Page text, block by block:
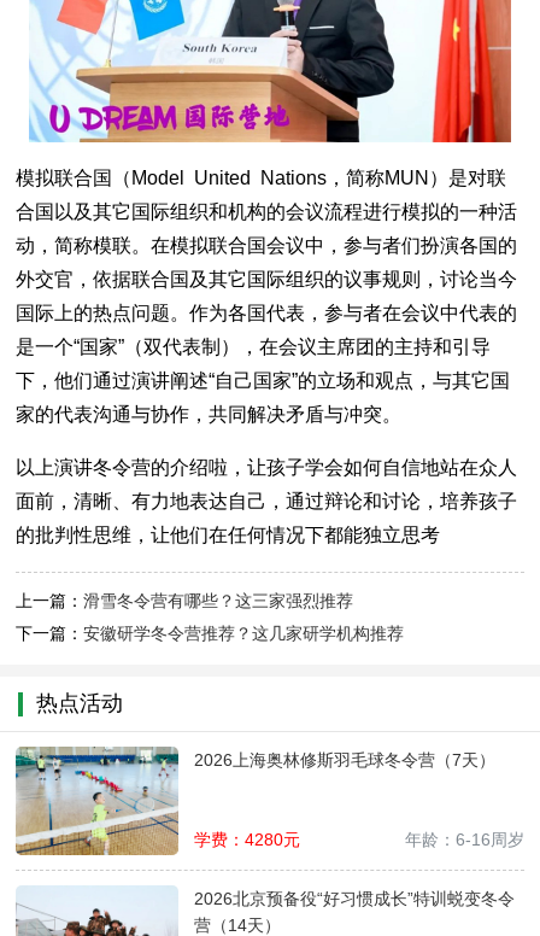
模拟联合国（Model United Nations，简称MUN）是对联
合国以及其它国际组织和机构的会议流程进行模拟的一种活
动，简称模联。在模拟联合国会议中，参与者们扮演各国的
外交官，依据联合国及其它国际组织的议事规则，讨论当今
国际上的热点问题。作为各国代表，参与者在会议中代表的
是一个“国家”（双代表制），在会议主席团的主持和引导
下，他们通过演讲阐述“自己国家”的立场和观点，与其它国
家的代表沟通与协作，共同解决矛盾与冲突。
以上演讲冬令营的介绍啦，让孩子学会如何自信地站在众人
面前，清晰、有力地表达自己，通过辩论和讨论，培养孩子
的批判性思维，让他们在任何情况下都能独立思考
上一篇：滑雪冬令营有哪些？这三家强烈推荐
下一篇：安徽研学冬令营推荐？这几家研学机构推荐
热点活动
2026上海奥林修斯羽毛球冬令营（7天）
学费： 4280元 年龄： 6-16周岁
2026北京预备役“好习惯成长”特训蜕变冬令
营（14天）